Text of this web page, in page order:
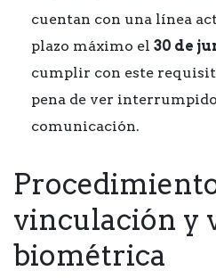
cuentan con una línea
plazo máximo el 30 de
cumplir con este
pena de ver
comunicación.
vinculación y
biométrica